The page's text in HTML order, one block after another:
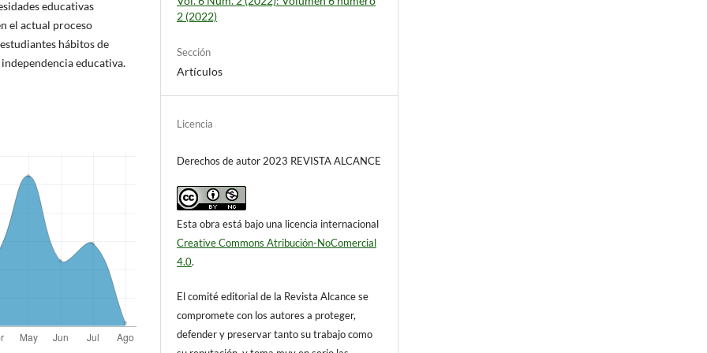
educativas
el actual proceso
hábitos de
educativa.
2 (2022)
Sección
Artículos
Licencia
Derechos de autor 2023 REVISTA ALCANCE
Esta obra está bajo una licencia internacional
Creative Commons Atribución-NoComercial
4.0.
El comité editorial de la Revista Alcance se
compromete con los autores a proteger,
defender y preservar tanto su trabajo como